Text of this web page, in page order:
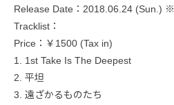
Release Date：2018.06.24 (Sun.) ※
Tracklist：
Price：￥1500 (Tax in)
1. 1st Take Is The Deepest
2. 平坦
3. 遠ざかるものたち